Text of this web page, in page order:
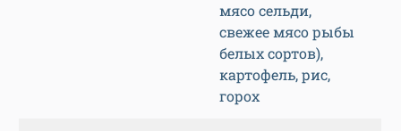
мясо сельди,
свежее мясо рыбы
белых сортов),
картофель, рис,
горох